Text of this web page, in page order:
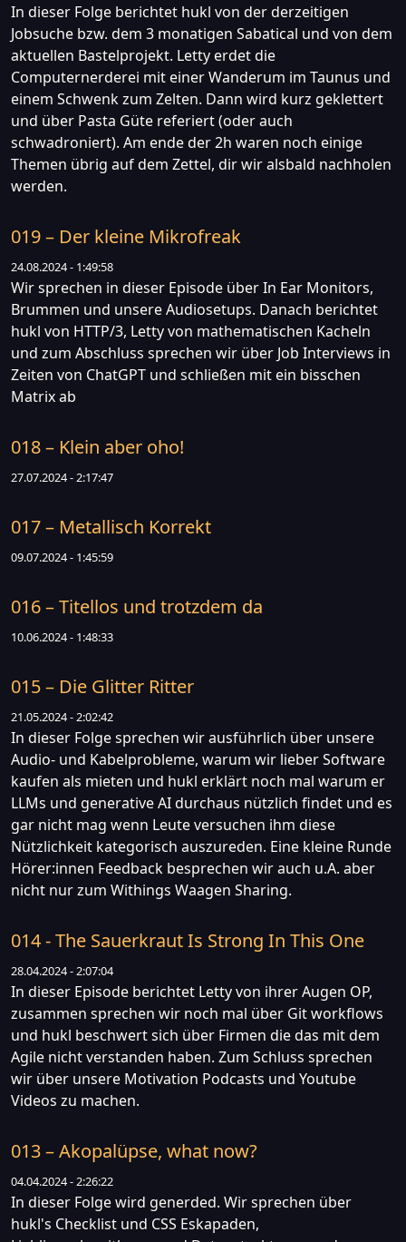
In dieser Folge berichtet hukl von der derzeitigen
Jobsuche bzw. dem 3 monatigen Sabatical und von dem
aktuellen Bastelprojekt. Letty erdet die
Computernerderei mit einer Wanderum im Taunus und
einem Schwenk zum Zelten. Dann wird kurz geklettert
und über Pasta Güte referiert (oder auch
schwadroniert). Am ende der 2h waren noch einige
Themen übrig auf dem Zettel, dir wir alsbald nachholen
werden.
019 – Der kleine Mikrofreak
24.08.2024 - 1:49:58
Wir sprechen in dieser Episode über In Ear Monitors,
Brummen und unsere Audiosetups. Danach berichtet
hukl von HTTP/3, Letty von mathematischen Kacheln
und zum Abschluss sprechen wir über Job Interviews in
Zeiten von ChatGPT und schließen mit ein bisschen
Matrix ab
018 – Klein aber oho!
27.07.2024 - 2:17:47
017 – Metallisch Korrekt
09.07.2024 - 1:45:59
016 – Titellos und trotzdem da
10.06.2024 - 1:48:33
015 – Die Glitter Ritter
21.05.2024 - 2:02:42
In dieser Folge sprechen wir ausführlich über unsere
Audio- und Kabelprobleme, warum wir lieber Software
kaufen als mieten und hukl erklärt noch mal warum er
LLMs und generative AI durchaus nützlich findet und es
gar nicht mag wenn Leute versuchen ihm diese
Nützlichkeit kategorisch auszureden. Eine kleine Runde
Hörer:innen Feedback besprechen wir auch u.A. aber
nicht nur zum Withings Waagen Sharing.
014 - The Sauerkraut Is Strong In This One
28.04.2024 - 2:07:04
In dieser Episode berichtet Letty von ihrer Augen OP,
zusammen sprechen wir noch mal über Git workflows
und hukl beschwert sich über Firmen die das mit dem
Agile nicht verstanden haben. Zum Schluss sprechen
wir über unsere Motivation Podcasts und Youtube
Videos zu machen.
013 – Akopalüpse, what now?
04.04.2024 - 2:26:22
In dieser Folge wird generded. Wir sprechen über
hukl's Checklist und CSS Eskapaden,